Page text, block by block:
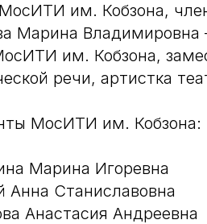
им. Кобзона,
Марина Владимировна
им. Кобзона,
речи, артистка
МосИТИ им. Кобзона:
Марина Игоревна
Анна Станиславовна
Анастасия Андреевна